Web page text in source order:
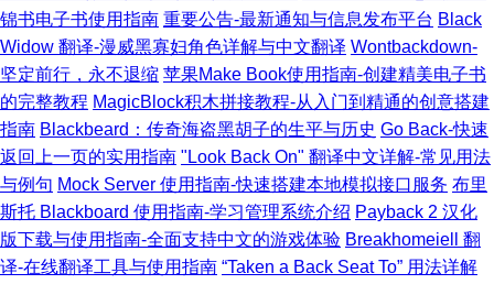
锦书电子书使用指南 重要公告-最新通知与信息发布平台 Black
Widow 翻译-漫威黑寡妇角色详解与中文翻译 Wontbackdown-
坚定前行，永不退缩 苹果Make Book使用指南-创建精美电子书
的完整教程 MagicBlock积木拼接教程-从入门到精通的创意搭建
指南 Blackbeard：传奇海盗黑胡子的生平与历史 Go Back-快速
返回上一页的实用指南 "Look Back On" 翻译中文详解-常见用法
与例句 Mock Server 使用指南-快速搭建本地模拟接口服务 布里
斯托 Blackboard 使用指南-学习管理系统介绍 Payback 2 汉化
版下载与使用指南-全面支持中文的游戏体验 Breakhomeiell 翻
译-在线翻译工具与使用指南 “Taken a Back Seat To” 用法详解